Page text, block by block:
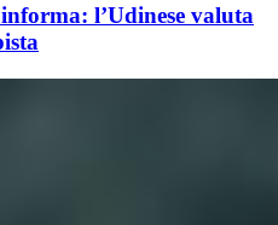
l’Udinese valuta